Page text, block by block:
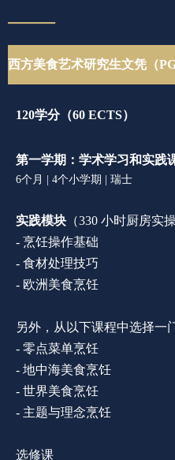
西方美食艺术研究生文凭（
120学分（60 ECTS）
第一学期：学术学习和实践
6个月 | 4个小学期 | 瑞士
实践模块 （330 小时厨房实操
- 烹饪操作基础
- 食材处理技巧
- 欧洲美食烹饪
另外，从以下课程中选择一
- 零点菜单烹饪
- 地中海美食烹饪
- 世界美食烹饪
- 主题与理念烹饪
选修课
——